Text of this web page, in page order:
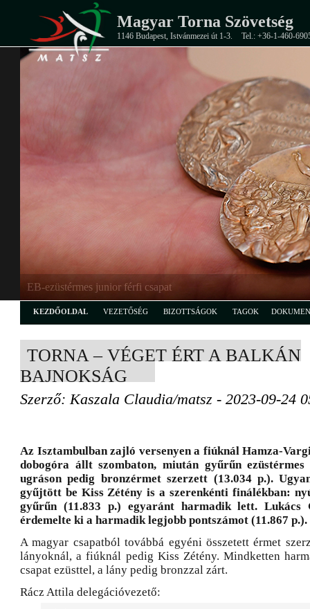
Magyar Torna Szövetség
1146 Budapest, Istvánmezei út 1-3. Tel.: +36-1-460-
EB-ezüstérmes junior férfi csapat
KEZDŐOLDAL VEZETŐSÉG BIZOTTSÁGOK TAGOK
TORNA – VÉGET ÉRT A BALKÁN
BAJNOKSÁG
Szerző: Kaszala Claudia/matsz - 2023-09-24
Az Isztambulban zajló versenyen a fiúknál Hamza-
dobogóra állt szombaton, miután gyűrűn
ugráson pedig bronzérmet szerzett (13.034 p.).
gyűjtött be Kiss Zétény is a szerenkénti finálékban:
gyűrűn (11.833 p.) egyaránt harmadik lett. Lukács
érdemelte ki a harmadik legjobb pontszámot (11.867 p.).
A magyar csapatból továbbá egyéni összetett érmet
lányoknál, a fiúknál pedig Kiss Zétény. Mindketten
csapat ezüsttel, a lány pedig bronzzal zárt.
Rácz Attila delegációvezető: